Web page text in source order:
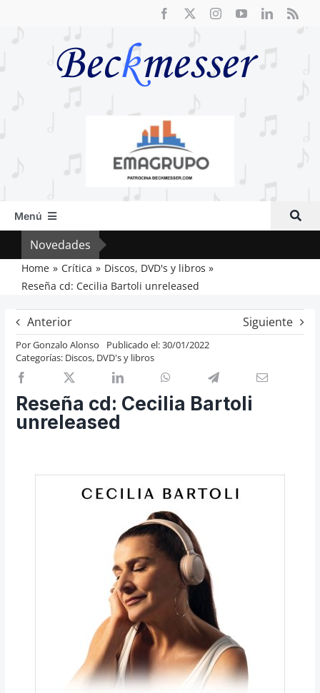
Menú
Inicio
Actual
Artículos
Crítica
Previos de ópera
Entrevistas
Recomendación
Cosas de Beckmesser
Nosotros y privacidad
Novedades
Home Crítica
Discos, DVD's y libros
Reseña cd: Cecilia Bartoli unreleased
Anterior Siguiente
PorGonzalo Alonso
Publicado el: 30/01/2022
Categorías: Discos, DVD's y libros
Reseña cd: Cecilia Bartoli
unreleased